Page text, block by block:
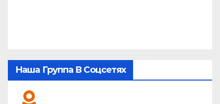
Наша Группа В Соцсетях